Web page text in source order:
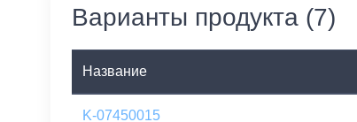
Варианты продукта (7)
Название
K-07450015